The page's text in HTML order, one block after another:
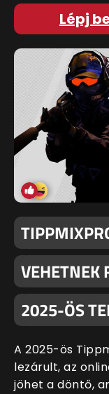
Lépj
VEHETNEK
2025-ÖS
A 2025-ös
lezárult, az
jöhet a döntő,